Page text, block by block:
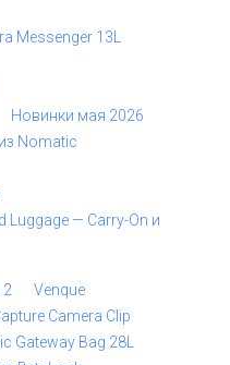
Messenger 13L
Новинки мая 2026
Nomatic
— Carry-On и
Venque
Camera Clip
Gateway Bag 28L